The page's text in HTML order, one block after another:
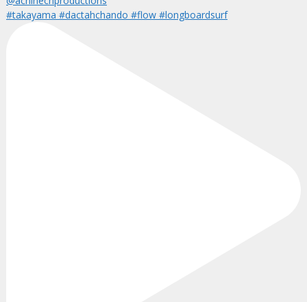
#takayama #dactahchando #flow #longboardsurf